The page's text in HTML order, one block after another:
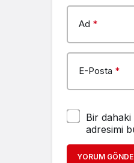
Ad *
E-Posta *
Bir dahaki
adresimi
YORUM